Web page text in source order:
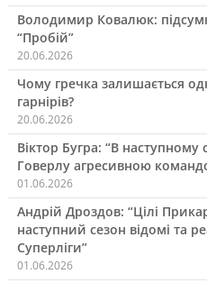
Володимир Ковалюк:
“Пробій”
20.06.2026
Чому гречка залишається
гарнірів?
20.06.2026
Віктор Бугра: “В
Говерлу агресивною
01.06.2026
Андрій Дроздов: “Цілі
наступний сезон відомі та
Суперліги”
01.06.2026